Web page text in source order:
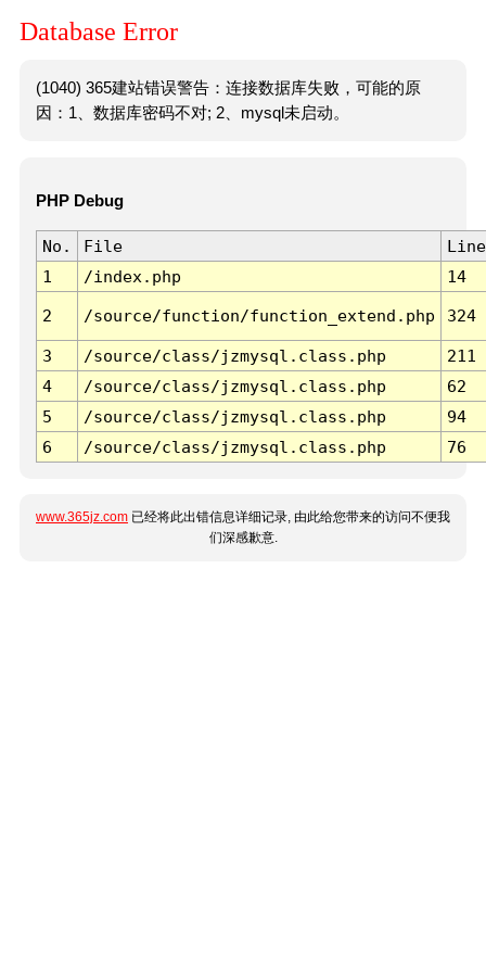
Database Error
(1040) 365建站错误警告：连接数据库失败，可能的原
因：1、数据库密码不对; 2、mysql未启动。
PHP Debug
No. File
Line
1
/index.php 14
2 /source/function/function_extend.php 324
3 /source/class/jzmysql.class.php
211
4
/source/class/jzmysql.class.php
62
5
/source/class/jzmysql.class.php
94
6
/source/class/jzmysql.class.php 76
www.365jz.com 已经将此出错信息详细记录, 由此给您带来的访问不便我
们深感歉意.